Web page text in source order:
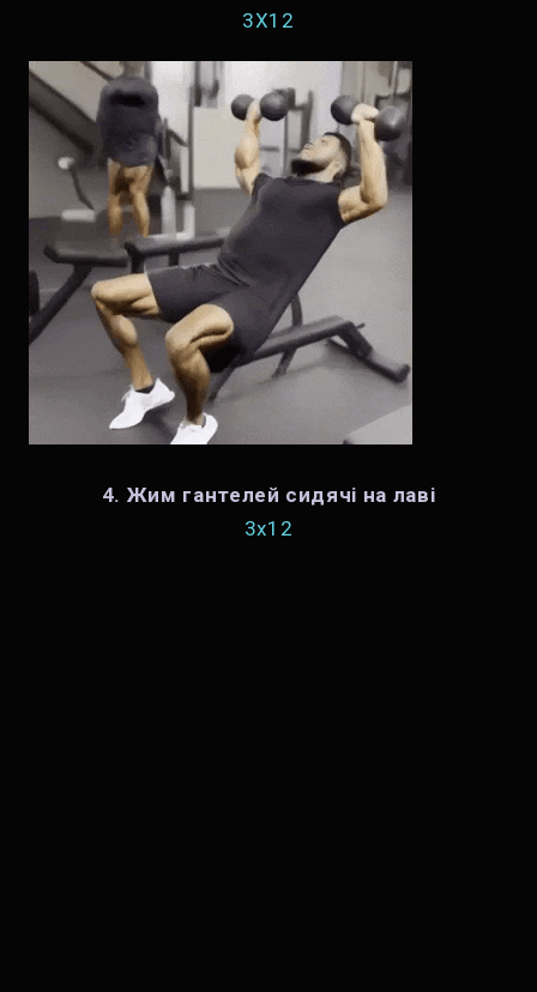
3X12
4. Жим гантелей сидячі на лаві
3х12